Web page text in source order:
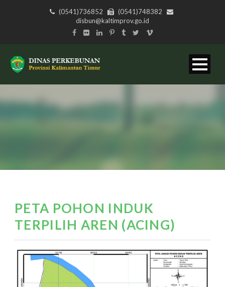
(0541)736852
(0541)748382
disbun@kaltimprov.go.id
PETA POHON INDUK
TERPILIH AREN (ACING)